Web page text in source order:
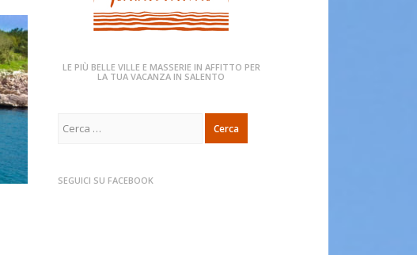
LE PIÙ BELLE VILLE E MASSERIE IN AFFITTO PER
LA TUA VACANZA IN SALENTO
per:
SEGUICI SU FACEBOOK